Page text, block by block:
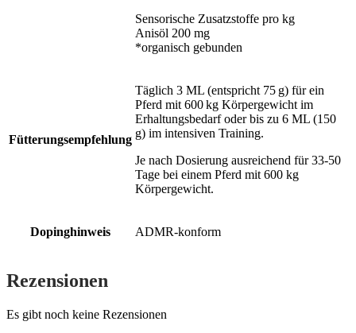
Sensorische Zusatzstoffe pro kg
Anisöl 200 mg
*organisch gebunden
Fütterungsempfehlung
Täglich 3 ML (entspricht 75 g) für ein
Pferd mit 600 kg Körpergewicht im
Erhaltungsbedarf oder bis zu 6 ML (150
g) im intensiven Training.
Je nach Dosierung ausreichend für 33-50
Tage bei einem Pferd mit 600 kg
Körpergewicht.
Dopinghinweis ADMR-konform
Rezensionen
Es gibt noch keine Rezensionen